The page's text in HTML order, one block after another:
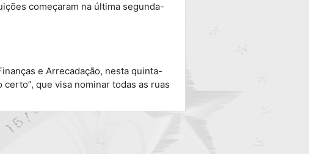
começaram na última segunda-
e Arrecadação, nesta quinta-
que visa nominar todas as ruas